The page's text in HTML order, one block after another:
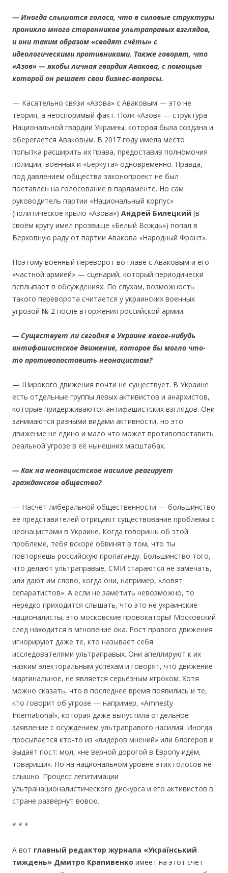
— Иногда слышатся голоса, что в силовые структуры
проникло много сторонников ультраправыхвзглядов,
и они таким образом «сводят счёты» с
идеологическими противниками. Также говорят, что
«Азов» — якобы личная гвардия Авакова, с помощью
которой он решает свои бизнес-вопросы.
— Касательно связи «Азова» с Аваковым — это не
теория, а неоспоримый факт. Полк «Азов» — структура
Национальной гвардии Украины, которая была создана и
оберегается Аваковым. В 2017 году имела место
попытка расширить их права, предоставив полномочия
полиции, военных и «Беркута» одновременно. Правда,
под давлением общества законопроект не был
поставлен на голосование в парламенте. Но сам
руководитель партии «Национальный корпус»
(политическое крыло «Азова») Андрей Билецкий (в
своём кругу имел прозвище «Белый Вождь») попал в
Верховную раду от партии Авакова «Народный Фронт».
Поэтому военный переворот во главе с Аваковым и его
«частной армией» — сценарий, который периодически
всплывает в обсуждениях. По слухам, возможность
такого переворота считается у украинских военных
угрозой № 2 после вторжения российской армии.
— Существует ли сегодня в Украине какое-нибудь
антифашистское движение, которое бы могло что-
то противопоставить неонацистам?
— Широкого движения почти не существует. В Украине
есть отдельные группы левых активистов и анархистов,
которые придерживаются антифашистских взглядов. Они
занимаются разными видами активности, но это
движение не едино и мало что может противопоставить
реальной угрозе в её нынешних масштабах.
— Как на неонацистское насилие реагирует
гражданское общество?
— Насчёт либеральной общественности — большинство
её представителей отрицают существование проблемы с
неонацистами в Украине. Когда говоришь об этой
проблеме, тебя вскоре обвинят в том, что ты
повторяешь российскую пропаганду. Большинство того,
что делают ультраправые, СМИ стараются не замечать,
или дают им слово, когда они, например, «ловят
сепаратистов». А если не заметить невозможно, то
нередко приходится слышать, что это не украинские
националисты, это московские провокаторы! Московский
след находится в мгновение ока. Рост правого движения
игнорируют даже те, кто называет себя
исследователями ультраправых. Они апеллируют к их
низким электоральным успехам и говорят, что движение
маргинальное, не является серьёзным игроком. Хотя
можно сказать, что в последнее время появились и те,
кто говорит об угрозе — например, «Amnesty
International», которая даже выпустила отдельное
заявление с осуждением ультраправого насилия. Иногда
просыпается кто-то из «лидеров мнений» или блогеров и
выдаёт пост: мол, «не верной дорогой в Европу идём,
товарищи». Но на национальном уровне этих голосов не
слышно. Процесс легитимации
ультранационалистического дискурса и его активистов в
стране развёрнут вовсю.
* * *
А вот главный редактор журнала «Український
тиждень» Дмитро Крапивенко имеет на этот счёт